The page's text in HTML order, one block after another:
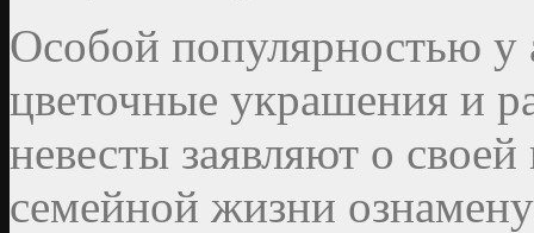
Особой популярностью у
цветочные украшения и
невесты заявляют о
семейной жизни